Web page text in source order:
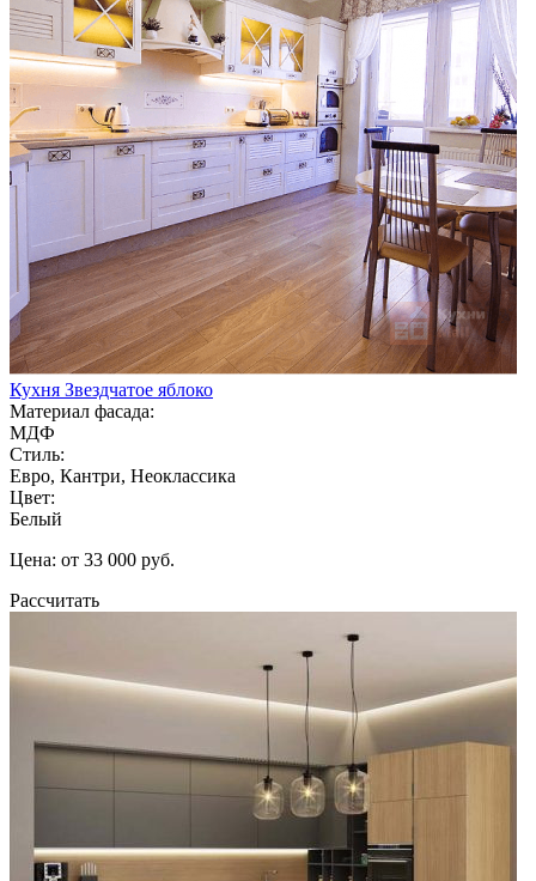
Кухня Звездчатое яблоко
Материал фасада:
МДФ
Стиль:
Евро, Кантри, Неоклассика
Цвет:
Белый
Цена: от 33 000 руб.
Рассчитать